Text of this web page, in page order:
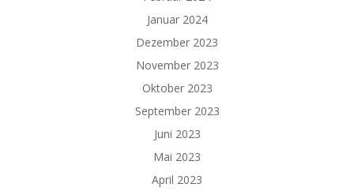
Januar 2024
Dezember 2023
November 2023
Oktober 2023
September 2023
Juni 2023
Mai 2023
April 2023